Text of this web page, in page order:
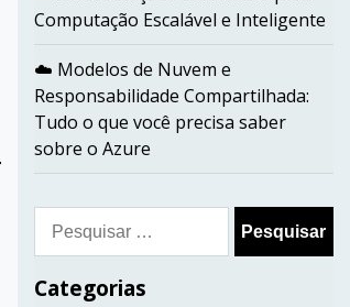
Computação Escalável e Inteligente
☁️ Modelos de Nuvem e
Responsabilidade Compartilhada:
Tudo o que você precisa saber
sobre o Azure
Pesquisar
por:
Categorias